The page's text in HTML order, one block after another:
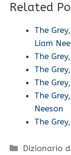
Related
The
Liam
The
The
The
The
Neeson
The
Categorie
Dizionario